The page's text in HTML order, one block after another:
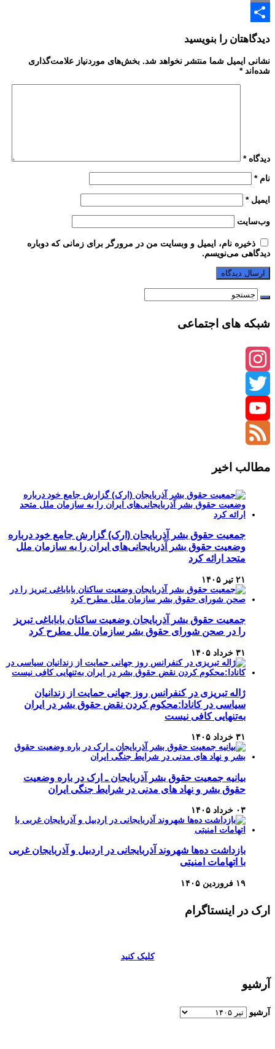
Email
Share
دیدگاهتان را بنویسید
نشانی ایمیل شما منتشر نخواهد شد. بخش‌های موردنیاز علامت‌گذاری
شده‌اند*
دیدگاه*
نام*
ایمیل*
وب‌سایت
ذخیره نام، ایمیل و وبسایت من در مرورگر برای زمانی که دوباره
دیدگاهی می‌نویسم.
شبکه های اجتماعی
Instagram
Twitter
YouTube
مطالب اخیر
جمعیت حقوق بشر آذربایجان (ارک) گزارش جامع خود درباره
وضعیت حقوق بشر آذربایجانی‌های ایران را به سازمان ملل
متحد ارائه کرد
۲۱ تیر ۱۴۰۵
جمعیت حقوق بشر آذربایجان وضعیت ساکنان باباباغی تبریز
را در صحن شورای حقوق بشر سازمان ملل مطرح کرد
۳۱ خرداد ۱۴۰۵
ژاله تبریزی در کنفرانس روز جهانی حمایت از زندانیان
سیاسی در کانادا:محکوم کردن نقض حقوق بشر در ایران
به‌تنهایی کافی نیست
۳۱ خرداد ۱۴۰۵
بیانیه جمعیت حقوق بشر آذربایجان ـ ارک در باره وضعیت
حقوق بشر و نهاد های مدنی در شرایط جنگی ایران
۰۳ خرداد ۱۴۰۵
بازداشت ده‌ها شهروند آذربایجانی در اردبیل و آذربایجان غربی
با اتهامات امنیتی
۱۹ فروردین ۱۴۰۵
ارک در اینستاگرام
کلیک کنید
آرشیو
آرشیو